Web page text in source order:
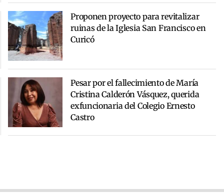
Proponen proyecto para revitalizar
ruinas de la Iglesia San Francisco en
Curicó
Pesar por el fallecimiento de María
Cristina Calderón Vásquez, querida
exfuncionaria del Colegio Ernesto
Castro